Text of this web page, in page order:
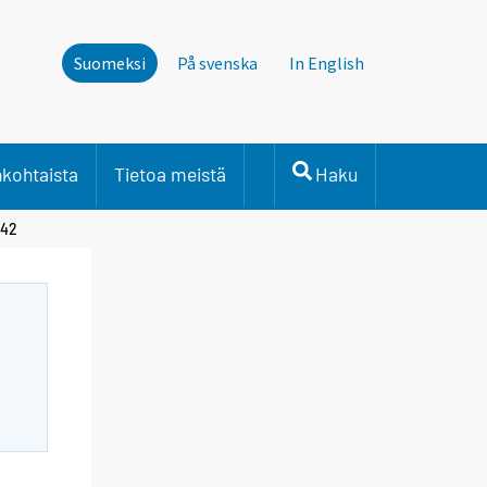
Suomeksi På svenska In English
Tietoa meistä Haku